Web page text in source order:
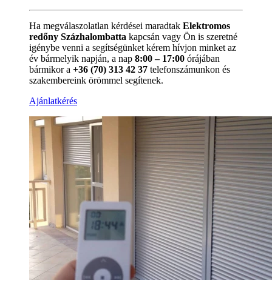
Ha megválaszolatlan kérdései maradtak Elektromos
redőny Százhalombatta kapcsán vagy Ön is szeretné
igénybe venni a segítségünket kérem hívjon minket az
év bármelyik napján, a nap 8:00 – 17:00 órájában
bármikor a +36 (70) 313 42 37 telefonszámunkon és
szakembereink örömmel segítenek.
Ajánlatkérés